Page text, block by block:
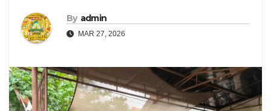
By admin
MAR 27, 2026